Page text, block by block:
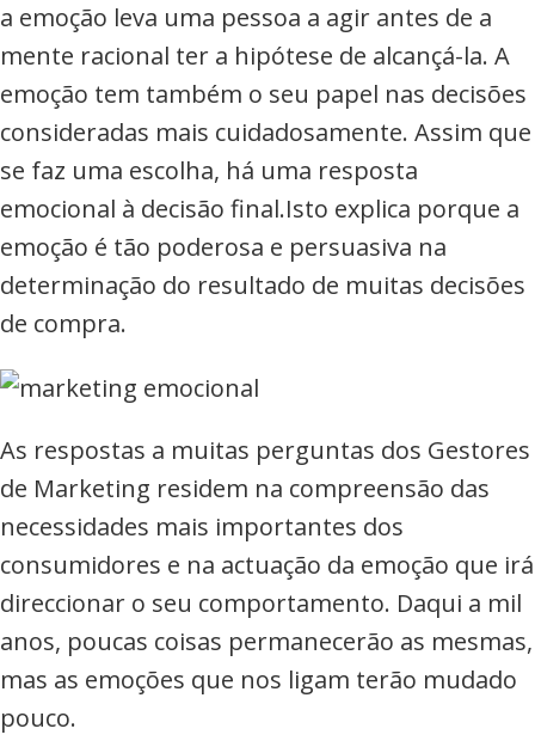
a emoção leva uma pessoa a agir antes de a
mente racional ter a hipótese de alcançá-la. A
emoção tem também o seu papel nas decisões
consideradas mais cuidadosamente. Assim que
se faz uma escolha, há uma resposta
emocional à decisão final.Isto explica porque a
emoção é tão poderosa e persuasiva na
determinação do resultado de muitas decisões
de compra.
As respostas a muitas perguntas dos Gestores
de Marketing residem na compreensão das
necessidades mais importantes dos
consumidores e na actuação da emoção que irá
direccionar o seu comportamento. Daqui a mil
anos, poucas coisas permanecerão as mesmas,
mas as emoções que nos ligam terão mudado
pouco.